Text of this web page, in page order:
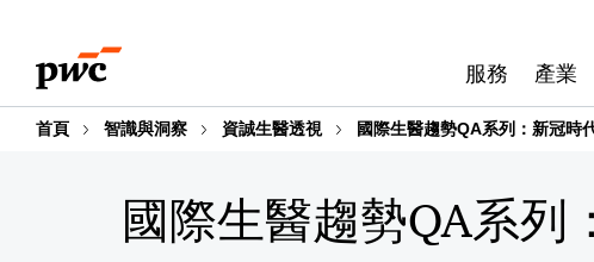
content
footer
服務 產業
首頁 智識與洞察 資誠生醫透視 國際生醫趨勢QA系列：新冠時
國際生醫趨勢QA系列